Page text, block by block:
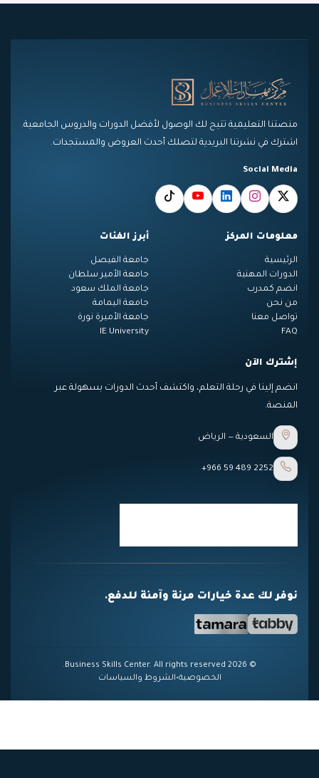
منصتنا التعليمية تتيح لك الوصول لأفضل الدورات والدروس الجامعية.
اشترك في نشرتنا البريدية لتصلك أحدث العروض والمستجدات.
Social Media
معلومات المركز
الرئيسية
الدورات المهنية
انضم كمدرب
من نحن
تواصل معنا
FAQ
أبرز الفئات
جامعة الفيصل
جامعة الأمير سلطان
جامعة الملك سعود
جامعة اليمامة
جامعة الأميرة نورة
IE University
إشترك الآن
انضم إلينا في رحلة التعلم، واكتشف أحدث الدورات بسهولة عبر
المنصة.
السعودية — الرياض
+966 59 489 2252
نوفر لك عدة خيارات مرنة وآمنة للدفع.
© 2026 Business Skills Center. All rights reserved.
الخصوصية•الشروط والسياسات